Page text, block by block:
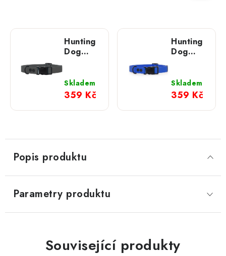
Hunting
Dog
pro psa
šedý
Skladem
359 Kč
Hunting
Dog
pro psa
královsky
modrý
Skladem
359 Kč
Popis produktu
Parametry produktu
Související produkty